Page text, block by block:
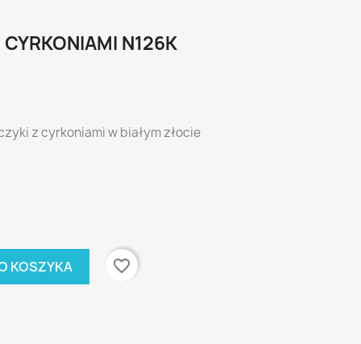
N126K
z cyrkoniami w białym złocie
KOSZYKA favorite_border